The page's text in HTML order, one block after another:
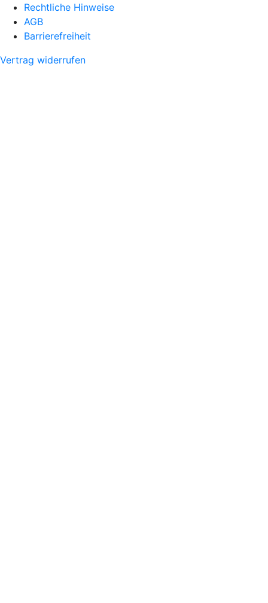
Rechtliche Hinweise
AGB
Barrierefreiheit
Vertrag widerrufen